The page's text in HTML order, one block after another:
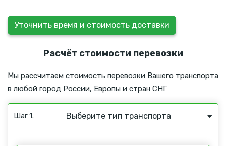
Уточнить время и стоимость доставки
Расчёт стоимости перевозки
Мы рассчитаем стоимость перевозки Вашего транспорта
в любой город России, Европы и стран СНГ
Шаг 1. Выберите тип транспорта